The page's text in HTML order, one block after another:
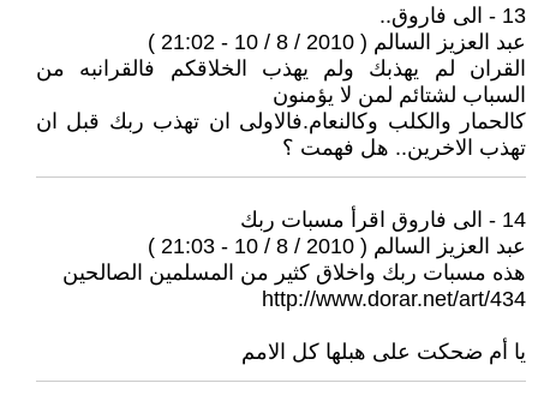
13 - الى فاروق..
عبد العزيز السالم ( 2010 / 8 / 10 - 21:02 )
القران لم يهذبك ولم يهذب الخلاقكم فالقرانبه من
السباب لشتائم لمن لا يؤمنون
كالحمار والكلب وكالنعام.فالاولى ان تهذب ربك قبل ان
تهذب الاخرين.. هل فهمت ؟
14 - الى فاروق اقرأ مسبات ربك
عبد العزيز السالم ( 2010 / 8 / 10 - 21:03 )
هذه مسبات ربك واخلاق كثير من المسلمين الصالحين
http://www.dorar.net/art/434
يا أم ضحكت على هبلها كل الامم